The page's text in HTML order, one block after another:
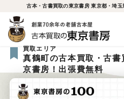
古本・古書買取の東京書房 東京都・埼
買取エリア
真鶴町の古本買取・古
京書房！出張費無料